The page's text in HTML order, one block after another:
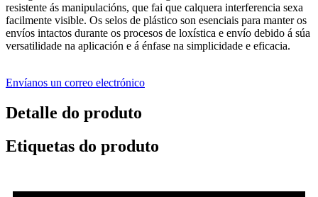
resistente ás manipulacións, que fai que calquera interferencia sexa
facilmente visible. Os selos de plástico son esenciais para manter os
envíos intactos durante os procesos de loxística e envío debido á súa
versatilidade na aplicación e á énfase na simplicidade e eficacia.
Envíanos un correo electrónico
Detalle do produto
Etiquetas do produto